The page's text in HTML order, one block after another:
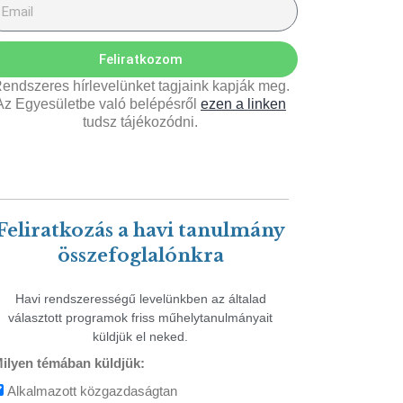
Feliratkozom
hírlevelünket tagjaink kapják meg.
Egyesületbe való belépésről ezen a linken
tudsz tájékozódni.
a havi tanulmány
összefoglalónkra
Havi rendszerességű levelünkben az általad
választott programok friss műhelytanulmányait
küldjük el neked.
témában küldjük:
Alkalmazott közgazdaságtan